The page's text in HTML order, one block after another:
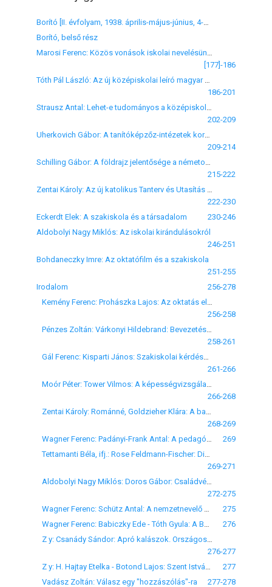
Borító, belső rész
[177]-186
186-201
202-209
Uherkovich Gábor: A tanítóképzőz-intézetek korszerű biológiai oktatásáról
209-214
215-222
222-230
Eckerdt Elek: A szakiskola és a társadalom
230-246
Aldobolyi Nagy Miklós: Az iskolai kirándulásokról
246-251
Bohdaneczky Imre: Az oktatófilm és a szakiskola
251-255
Irodalom
256-278
256-258
258-261
261-266
266-268
268-269
269
269-271
272-275
275
276
276-277
277
Vadász Zoltán: Válasz egy "hozzászólás"-ra
277-278